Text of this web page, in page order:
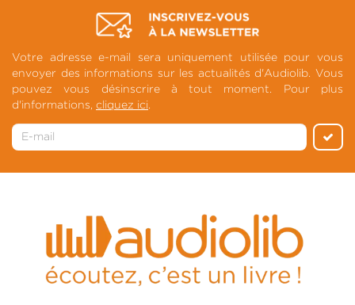
Votre adresse e-mail sera uniquement utilisée pour vous
envoyer des informations sur les actualités d'Audiolib. Vous
pouvez vous désinscrire à tout moment. Pour plus
d'informations, cliquez ici.